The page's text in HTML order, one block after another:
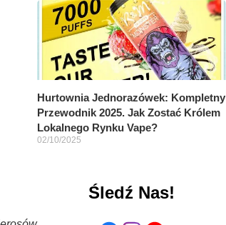
Hurtownia Jednorazówek: Kompletny
Przewodnik 2025. Jak Zostać Królem
Lokalnego Rynku Vape?
02/10/2025
Śledź Nas!